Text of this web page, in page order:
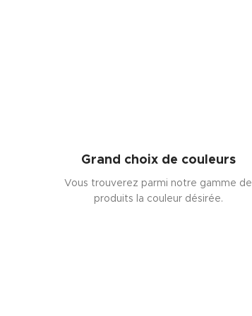
Grand choix de couleurs
Vous trouverez parmi notre gamme de
produits la couleur désirée.